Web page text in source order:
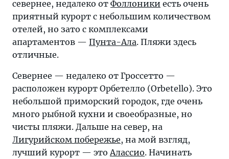
севернее, недалеко от Фоллоники есть очень
приятный курорт с небольшим количеством
отелей, но зато с комплексами
апартаментов — Пунта-Ала. Пляжи здесь
отличные.
Севернее — недалеко от Гроссетто —
расположен курорт Орбетелло (Orbetello). Это
небольшой приморский городок, где очень
много рыбной кухни и своеобразные, но
чисты пляжи. Дальше на север, на
Лигурийском побережье, на мой взгляд,
лучший курорт — это Алассио. Начинать